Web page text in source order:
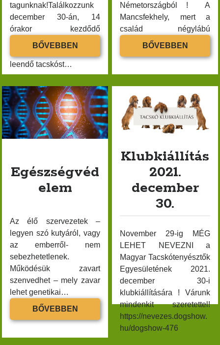
tagunknak!Találkozzunk
december 30-án, 14
órakor kezdődő
klubkiállításunkon,
leendő tacskóst…
BŐVEBBENBOLDOG
KARÁCSONYI
Németországból ! A
Mancsfekhely, mert a
család négylábú
tagjainak is…
BŐVEBBENA
MTTE
30-
Egészségvéd
elem
Az élő szervezetek –
legyen szó kutyáról, vagy
az emberről- nem
sebezhetetlenek.
Működésük zavart
szenvedhet – mely zavar
lehet genetikai…
BŐVEBBENEGÉSZSÉGVÉDELEM
Klubkiállítás
2021.
december
30.
November 29-ig MÉG
LEHET NEVEZNI a
Magyar Tacskótenyésztők
Egyesületének 2021.
december 30-i
klubkiállítására ! Várunk
mindenkit szeretettel!
https://nevezes.dogshow.
hu/dogshow-476